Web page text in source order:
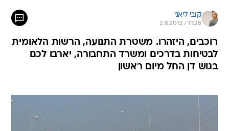
קובי ליאני
2.8.2012 / 11:28
רוכבים, היזהרו. משטרת התנועה, הרשות הלאומית
לבטיחות בדרכים ומשרד התחבורה, יארבו לכם
בגוש דן החל מיום ראשון